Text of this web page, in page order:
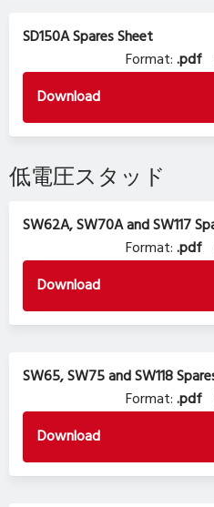
SD150A Spares Sheet
Format:.pdf
Download
低電圧スタッド
SW62A, SW70A and SW117
Format:.pdf
Download
SW65, SW75 and SW118
Format:.pdf
Download